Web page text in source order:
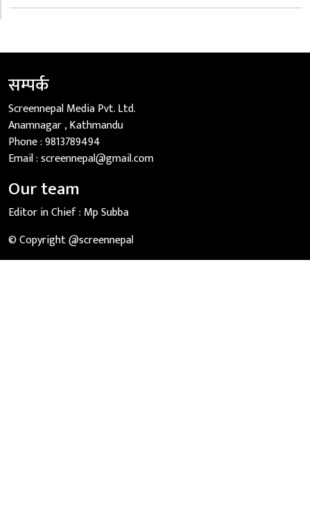
सम्पर्क
Screennepal Media Pvt. Ltd.
Anamnagar , Kathmandu
Phone :9813789494
Email :screennepal@gmail.com
Our team
Editor in Chief : Mp Subba
© Copyright @screennepal